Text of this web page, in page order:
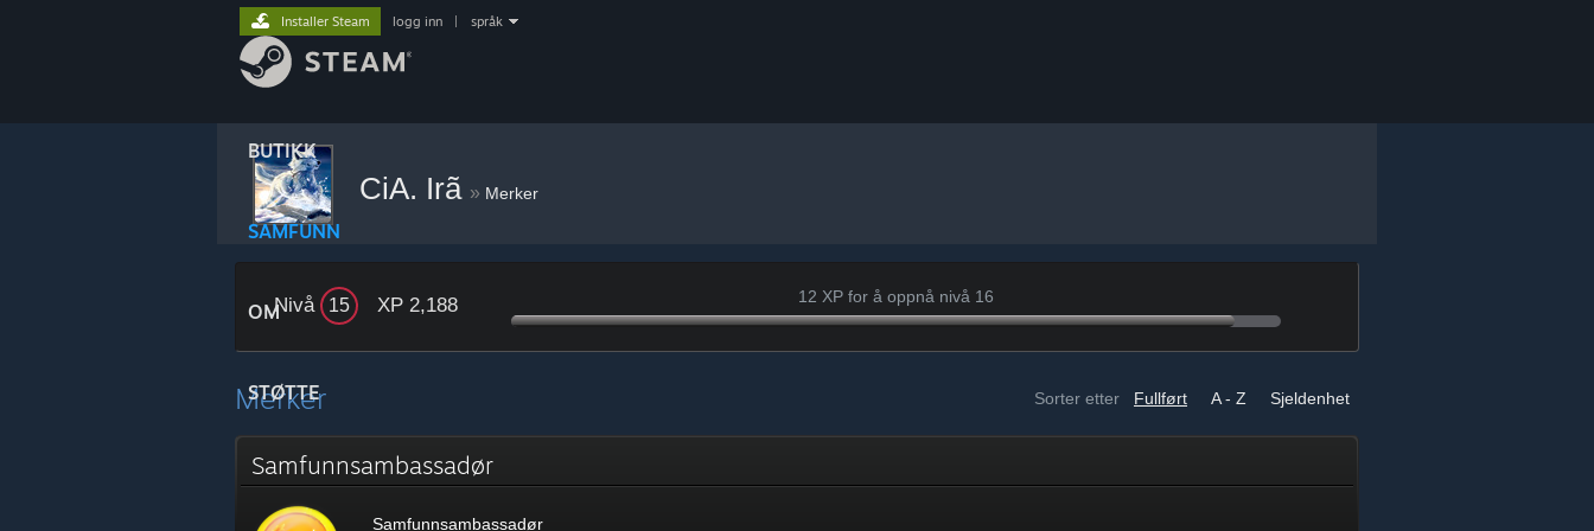
BUTIKK
SAMFUNN
OM
STØTTE
Installer Steam logg inn språk
CiA. Irã » Merker
Nivå 15 XP 2,188 12 XP for å oppnå nivå 16
Sorter etter Fullført A - Z Sjeldenhet
Merker
Samfunnsambassadør
Samfunnsambassadør